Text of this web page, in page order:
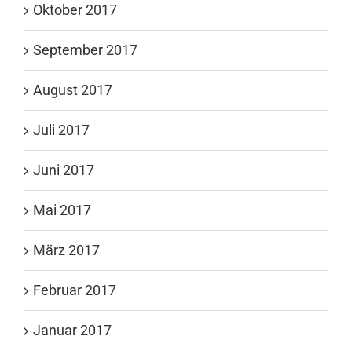
Oktober 2017
September 2017
August 2017
Juli 2017
Juni 2017
Mai 2017
März 2017
Februar 2017
Januar 2017